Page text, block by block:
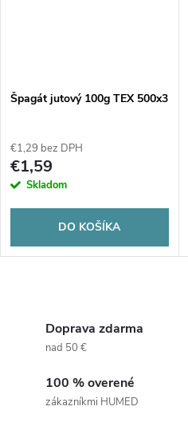
Špagát jutový 100g TEX 500x3
€1,29 bez DPH
€1,59
Skladom
DO KOŠÍKA
Doprava zdarma
nad 50 €
100 % overené
zákazníkmi HUMED